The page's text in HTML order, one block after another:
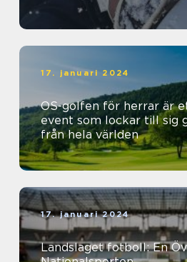
17. januari 2024
OS-golfen för herrar är
event som lockar till sig
från hela världen
17. januari 2024
Landslaget fotboll: En